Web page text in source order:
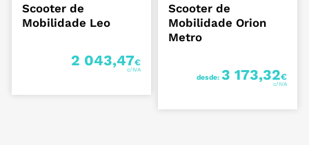
Scooter de
Mobilidade Leo
2 043,47€
Scooter de
Mobilidade Orion
Metro
desde: 3 173,32€